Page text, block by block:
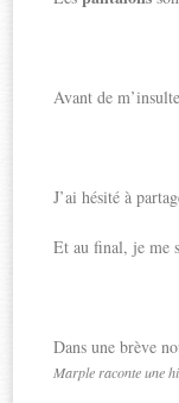
Avant de
J’ai hésité à
Et au final, je me
Dans une brève
Marple raconte une